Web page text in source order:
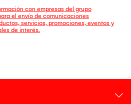
con empresas del grupo
el envío de comunicaciones
servicios, promociones, eventos y
de interés.